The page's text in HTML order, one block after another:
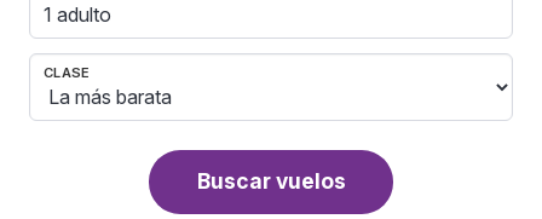
1 adulto
CLASE
Buscar vuelos